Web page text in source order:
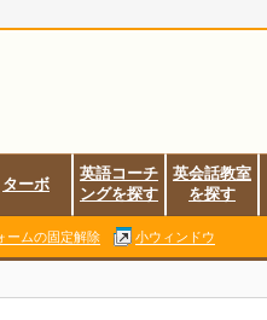
ターボ
英語コーチ
ングを探す
英会話教室
を探す
ームの固定解除 小ウィンドウ